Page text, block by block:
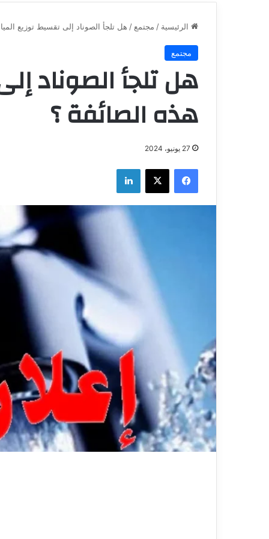
الرئيسية / مجتمع / هل تلجأ الصوناد إلى تقسيط توزيع
مجتمع
هل تلجأ الصوناد
هذه الصائفة ؟
27 يونيو، 2024
فيسبوك ‫X لينكدإن